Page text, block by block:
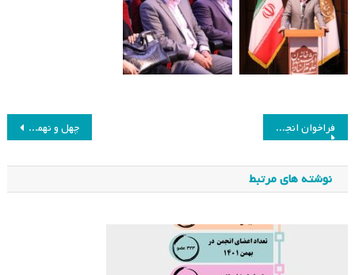
راهبری
نوشته
چهل و نهمین جلسه هیئت مدیره انجمن مطالعات برنامه درسی ایران فراخوان انجمن مطالعات برنامه درسی ایران جهت تاسیس شعب استان‌های فاقد شعبه
نوشته های مرتبط